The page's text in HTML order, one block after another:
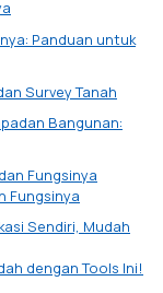
Panduan untuk
Survey Tanah
Bangunan:
Fungsinya
dengan Tools Ini!